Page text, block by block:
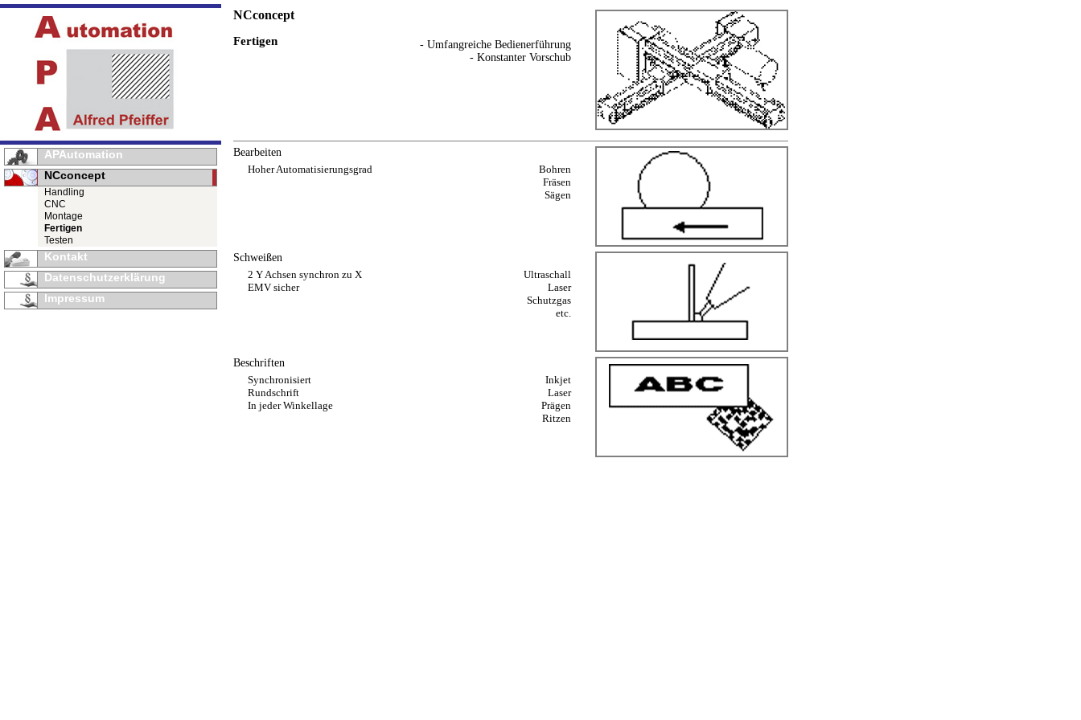
APAutomation
NCconcept
Handling
CNC
Montage
Fertigen
Testen
Kontakt
Datenschutzerklärung
Impressum
NCconcept
Fertigen
- Umfangreiche Bedienerführung
- Konstanter Vorschub
Bearbeiten
Hoher Automatisierungsgrad
Bohren
Fräsen
Sägen
Schweißen
2 Y Achsen synchron zu X
EMV sicher
Ultraschall
Laser
Schutzgas
etc.
Beschriften
Synchronisiert
Rundschrift
In jeder Winkellage
Inkjet
Laser
Prägen
Ritzen